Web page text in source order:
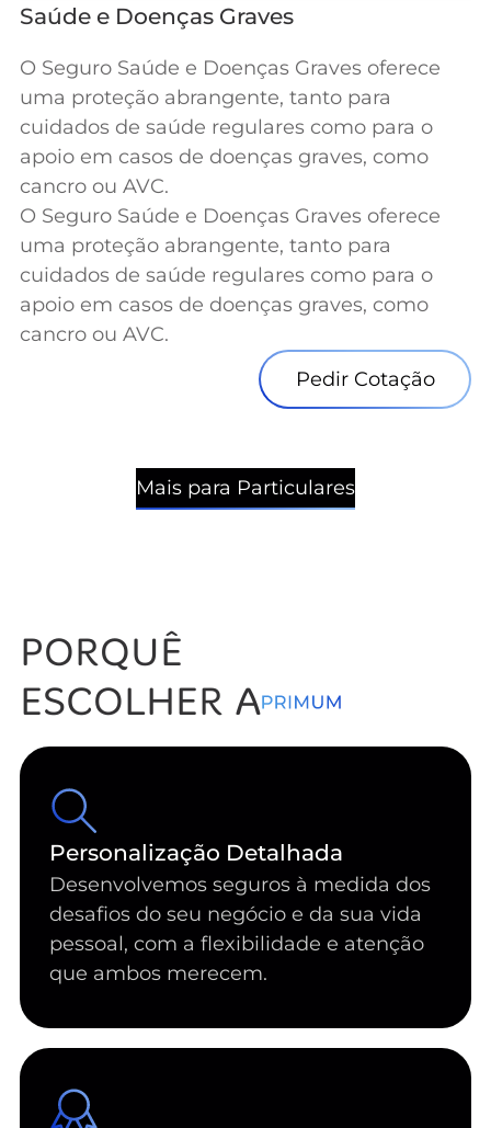
Saúde e Doenças Graves
O Seguro Saúde e Doenças Graves oferece
uma proteção abrangente, tanto para
cuidados de saúde regulares como para o
apoio em casos de doenças graves, como
cancro ou AVC.
O Seguro Saúde e Doenças Graves oferece
uma proteção abrangente, tanto para
cuidados de saúde regulares como para o
apoio em casos de doenças graves, como
cancro ou AVC.
Pedir Cotação
Mais para Particulares
PORQUÊ
ESCOLHER A
Personalização Detalhada
Desenvolvemos seguros à medida dos
desafios do seu negócio e da sua vida
pessoal, com a flexibilidade e atenção
que ambos merecem.